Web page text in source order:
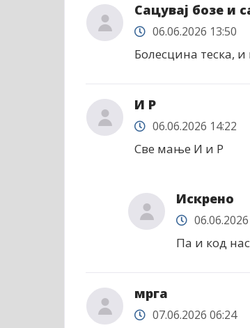
Сацувај бозе и
06.06.2026 13:50
Болесцина теска, и
И Р
06.06.2026 14:22
Све мање И и Р
Искрено
Па и код
мрга
07.06.2026 06:24